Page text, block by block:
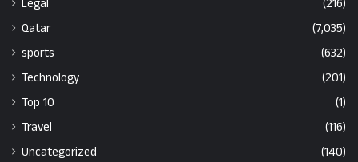
Legal
(216)
Qatar
(7,035)
sports
(632)
Technology
(201)
Top 10
(1)
Travel
(116)
Uncategorized
(140)